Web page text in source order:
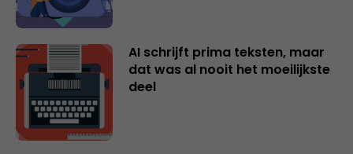
AI schrijft prima teksten, maar
dat was al nooit het moeilijkste
deel